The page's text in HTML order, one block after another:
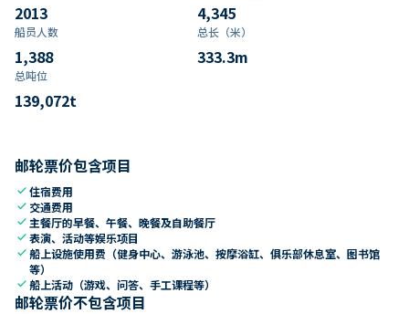
2013 4,345
船员人数
1,388
总长（米）
333.3m
总吨位
139,072t
邮轮票价包含项目
check住宿费用
check 交通费用
check 主餐厅的早餐、午餐、晚餐及自助餐厅
check表演、活动等娱乐项目
check船上设施使用费（健身中心、游泳池、按摩浴缸、俱乐部休息室、图书馆
等）
check船上活动（游戏、问答、手工课程等）
邮轮票价不包含项目